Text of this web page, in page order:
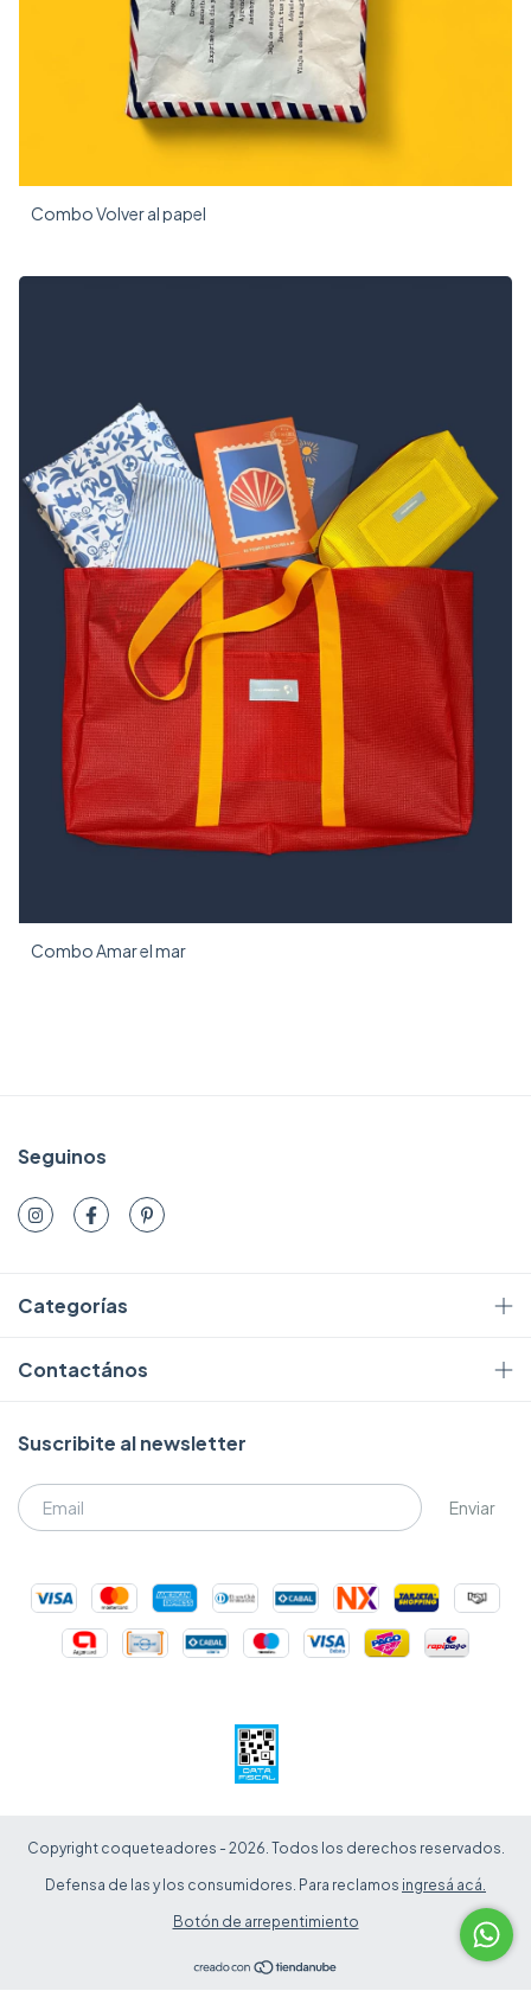
Combo Volver al papel
Combo Amar el mar
Seguinos
Categorías
Contactános
Suscribite al newsletter
Copyright coqueteadores - 2026. Todos los derechos reservados.
Defensa de las y los consumidores. Para reclamos ingresá acá.
Botón de arrepentimiento